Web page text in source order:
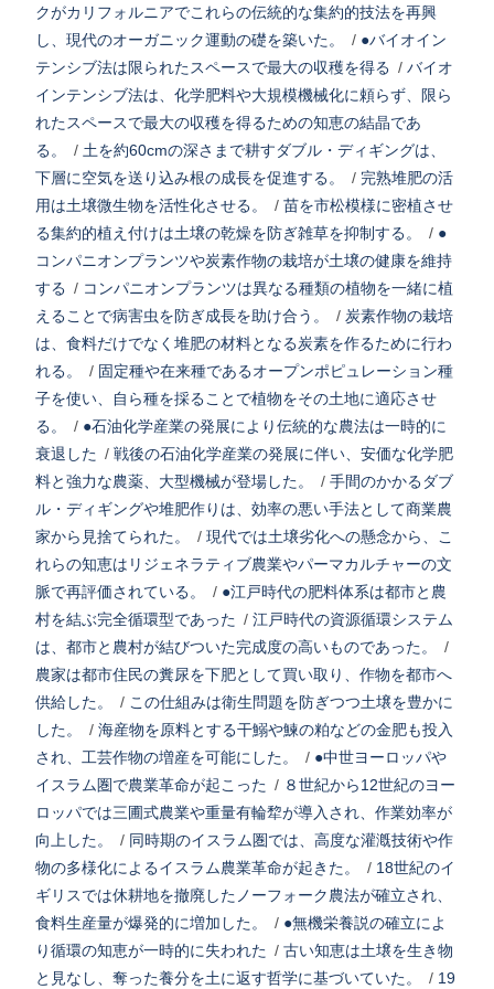
クがカリフォルニアでこれらの伝統的な集約的技法を再興
し、現代のオーガニック運動の礎を築いた。
/ ●バイオイン
テンシブ法は限られたスペースで最大の収穫を得る / バイオ
インテンシブ法は、化学肥料や大規模機械化に頼らず、限ら
れたスペースで最大の収穫を得るための知恵の結晶であ
る。
/ 土を約60cmの深さまで耕すダブル・ディギングは、
下層に空気を送り込み根の成長を促進する。
/ 完熟堆肥の活
用は土壌微生物を活性化させる。
/ 苗を市松模様に密植させ
る集約的植え付けは土壌の乾燥を防ぎ雑草を抑制する。
/ ●
コンパニオンプランツや炭素作物の栽培が土壌の健康を維持
する / コンパニオンプランツは異なる種類の植物を一緒に植
えることで病害虫を防ぎ成長を助け合う。
/ 炭素作物の栽培
は、食料だけでなく堆肥の材料となる炭素を作るために行わ
れる。
/ 固定種や在来種であるオープンポピュレーション種
子を使い、自ら種を採ることで植物をその土地に適応させ
る。
/ ●石油化学産業の発展により伝統的な農法は一時的に
衰退した / 戦後の石油化学産業の発展に伴い、安価な化学肥
料と強力な農薬、大型機械が登場した。
/ 手間のかかるダブ
ル・ディギングや堆肥作りは、効率の悪い手法として商業農
家から見捨てられた。
/ 現代では土壌劣化への懸念から、こ
れらの知恵はリジェネラティブ農業やパーマカルチャーの文
脈で再評価されている。
/ ●江戸時代の肥料体系は都市と農
村を結ぶ完全循環型であった / 江戸時代の資源循環システム
は、都市と農村が結びついた完成度の高いものであった。
/
農家は都市住民の糞尿を下肥として買い取り、作物を都市へ
供給した。
/ この仕組みは衛生問題を防ぎつつ土壌を豊かに
した。
/ 海産物を原料とする干鰯や鰊の粕などの金肥も投入
され、工芸作物の増産を可能にした。
/ ●中世ヨーロッパや
イスラム圏で農業革命が起こった / ８世紀から12世紀のヨー
ロッパでは三圃式農業や重量有輪犂が導入され、作業効率が
向上した。
/ 同時期のイスラム圏では、高度な灌漑技術や作
物の多様化によるイスラム農業革命が起きた。
/ 18世紀のイ
ギリスでは休耕地を撤廃したノーフォーク農法が確立され、
食料生産量が爆発的に増加した。
/ ●無機栄養説の確立によ
り循環の知恵が一時的に失われた / 古い知恵は土壌を生き物
と見なし、奪った養分を土に返す哲学に基づいていた。
/ 19